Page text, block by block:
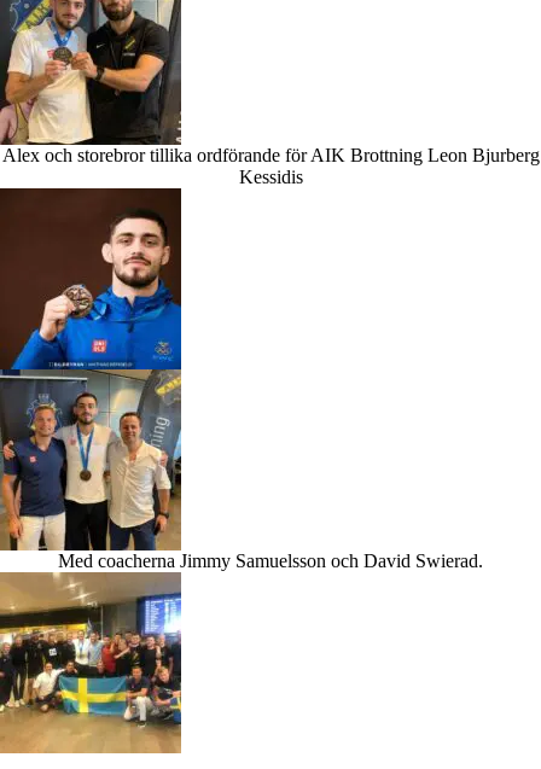
Alex och storebror tillika ordförande för AIK Brottning Leon Bjurberg
Kessidis
Med coacherna Jimmy Samuelsson och David Swierad.